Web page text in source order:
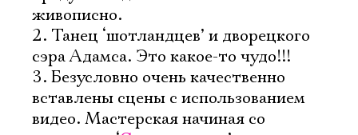
живописно.
2. Танец ‘шотландцев’ и дворецкого
сэра Адамса. Это какое-то чудо!!!
3. Безусловно очень качественно
вставлены сцены с использованием
видео. Мастерская начиная со